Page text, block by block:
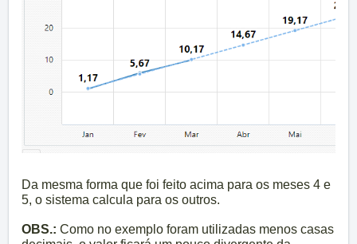
Da mesma forma que foi feito acima para os meses 4 e
5, o sistema calcula para os outros.
OBS.: Como no exemplo foram utilizadas menos casas